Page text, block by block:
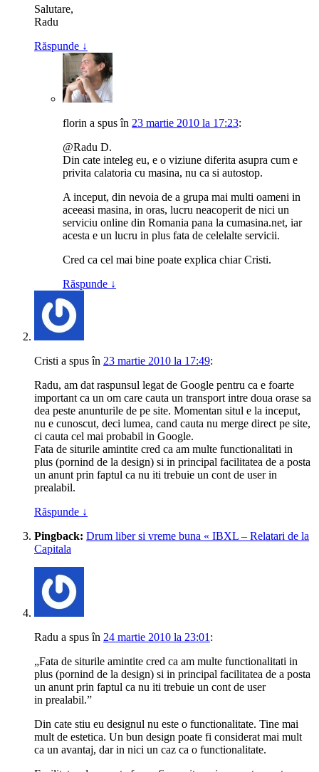
Salutare,
Radu
Răspunde ↓
florin a spusîn 23 martie 2010 la 17:23:
@Radu D.
Din cate inteleg eu, e o viziune diferita asupra cum e
privita calatoria cu masina, nu ca si autostop.
A inceput, din nevoia de a grupa mai multi oameni in
aceeasi masina, in oras, lucru neacoperit de nici un
serviciu online din Romania pana la cumasina.net, iar
acesta e un lucru in plus fata de celelalte servicii.
Cred ca cel mai bine poate explica chiar Cristi.
Răspunde ↓
Cristi a spusîn 23 martie 2010 la 17:49:
Radu, am dat raspunsul legat de Google pentru ca e foarte
important ca un om care cauta un transport intre doua orase sa
dea peste anunturile de pe site. Momentan situl e la inceput,
nu e cunoscut, deci lumea, cand cauta nu merge direct pe site,
ci cauta cel mai probabil in Google.
Fata de siturile amintite cred ca am multe functionalitati in
plus (pornind de la design) si in principal facilitatea de a posta
un anunt prin faptul ca nu iti trebuie un cont de user in
prealabil.
Răspunde ↓
Pingback: Drum liber si vreme buna « IBXL – Relatari de la
Capitala
Radu a spusîn 24 martie 2010 la 23:01:
„Fata de siturile amintite cred ca am multe functionalitati in
plus (pornind de la design) si in principal facilitatea de a posta
un anunt prin faptul ca nu iti trebuie un cont de user
in prealabil.”
Din cate stiu eu designul nu este o functionalitate. Tine mai
mult de estetica. Un bun design poate fi considerat mai mult
ca un avantaj, dar in nici un caz ca o functionalitate.